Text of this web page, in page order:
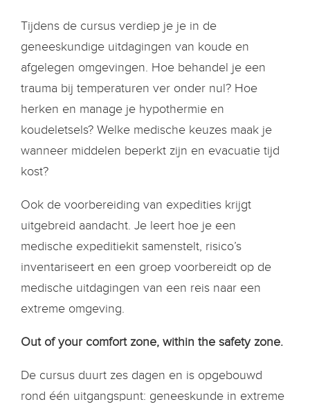
Tijdens de cursus verdiep je je in de
geneeskundige uitdagingen van koude en
afgelegen omgevingen. Hoe behandel je een
trauma bij temperaturen ver onder nul? Hoe
herken en manage je hypothermie en
koudeletsels? Welke medische keuzes maak je
wanneer middelen beperkt zijn en evacuatie tijd
kost?
Ook de voorbereiding van expedities krijgt
uitgebreid aandacht. Je leert hoe je een
medische expeditiekit samenstelt, risico’s
inventariseert en een groep voorbereidt op de
medische uitdagingen van een reis naar een
extreme omgeving.
Out of your comfort zone, within the safety zone.
De cursus duurt zes dagen en is opgebouwd
rond één uitgangspunt: geneeskunde in extreme